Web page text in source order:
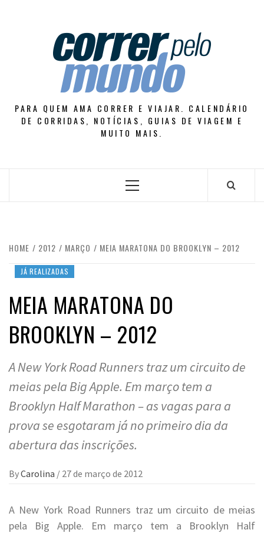
PARA QUEM AMA CORRER E VIAJAR. CALENDÁRIO
DE CORRIDAS, NOTÍCIAS, GUIAS DE VIAGEM E
MUITO MAIS.
Primary
HOME 2012 MARÇO MEIA MARATONA DO BROOKLYN – 2012
JÁ REALIZADAS
MEIA MARATONA DO
BROOKLYN – 2012
A New York Road Runners traz um circuito de
meias pela Big Apple. Em março tem a
Brooklyn Half Marathon – as vagas para a
prova se esgotaram já no primeiro dia da
abertura das inscrições.
ByCarolina / 27 de março de 2012
A New York Road Runners traz um circuito de meias
pela Big Apple. Em março tem a Brooklyn Half